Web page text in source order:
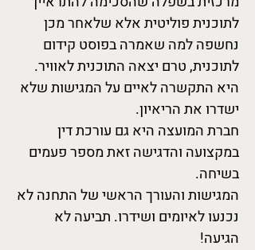
לתוכנית פוליטית אלא שלאחר מכן
נחשפה למה שאמרה בפוסט קידום
לתוכנית, טרם יצאה התוכנית לאוויר.
היא התקשרה לאיים על המגישות שלא
ישדרו את הריאיון.
חברת המועצה היא גם עורכת דין
במקצועה והדגישה זאת מספר פעמים
בשיחה.
המגישות והעורך הראשי של התחנה לא
נכנעו לאיומים ושידרו. תביעה לא
הגיעה!